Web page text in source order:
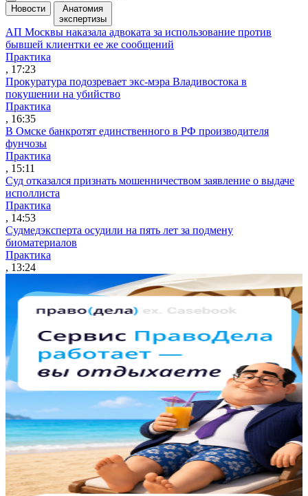
Новости
Анатомия
экспертизы
АП Москвы наказала адвоката за использование против
бывшей клиентки ее же сообщений
Практика
, 17:23
Прокуратура подозревает экс-мэра Владивостока в
покушении на убийство
Практика
, 16:35
В Омске банкротят единственного в РФ производителя
фунчозы
Практика
, 15:11
Суд отказался признать мошенничеством заявление о выдаче
исполлиста
Практика
, 14:53
Судмедэксперта осудили на пять лет за подмену
биоматериалов
Практика
, 13:24